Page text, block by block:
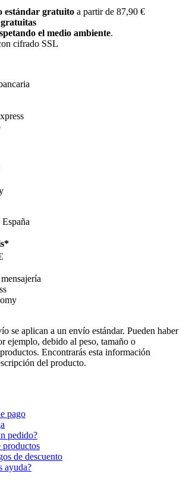
estándar gratuito a partir de 87,90 €
el medio ambiente.
cifrado SSL
se aplican a un envío estándar. Pueden haber
ejemplo, debido al peso, tamaño o
Encontrarás esta información
del producto.
pago
pedido?
de descuento
ayuda?